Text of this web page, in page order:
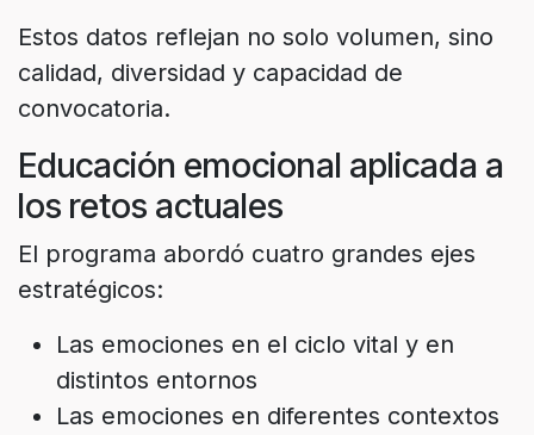
Estos datos reflejan no solo volumen, sino
calidad, diversidad y capacidad de
convocatoria.
Educación emocional aplicada a
los retos actuales
El programa abordó cuatro grandes ejes
estratégicos:
Las emociones en el ciclo vital y en
distintos entornos
Las emociones en diferentes contextos